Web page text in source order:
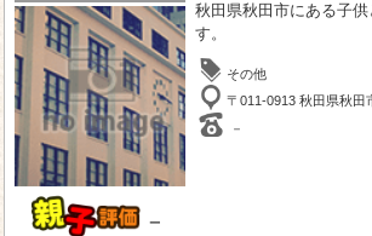
－
秋田県秋田市にある子
す。
その他
〒011-0913 秋田県秋田
－